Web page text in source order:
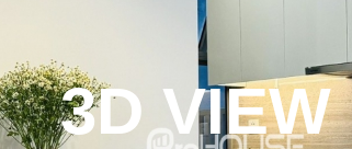
3D VIEW